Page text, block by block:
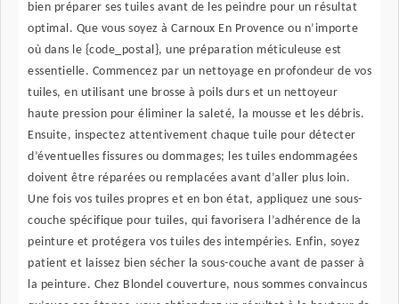
bien préparer ses tuiles avant de les peindre pour un résultat
optimal. Que vous soyez à Carnoux En Provence ou n’importe
où dans le {code_postal}, une préparation méticuleuse est
essentielle. Commencez par un nettoyage en profondeur de vos
tuiles, en utilisant une brosse à poils durs et un nettoyeur
haute pression pour éliminer la saleté, la mousse et les débris.
Ensuite, inspectez attentivement chaque tuile pour détecter
d’éventuelles fissures ou dommages; les tuiles endommagées
doivent être réparées ou remplacées avant d’aller plus loin.
Une fois vos tuiles propres et en bon état, appliquez une sous-
couche spécifique pour tuiles, qui favorisera l’adhérence de la
peinture et protégera vos tuiles des intempéries. Enfin, soyez
patient et laissez bien sécher la sous-couche avant de passer à
la peinture. Chez Blondel couverture, nous sommes convaincus